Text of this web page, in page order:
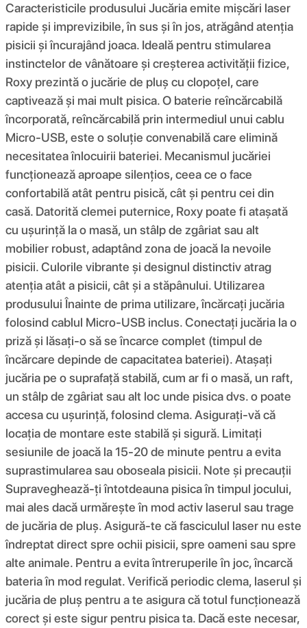
Caracteristicile produsului Jucăria emite mișcări laser
rapide și imprevizibile, în sus și în jos, atrăgând atenția
pisicii și încurajând joaca. Ideală pentru stimularea
instinctelor de vânătoare și creșterea activității fizice,
Roxy prezintă o jucărie de pluș cu clopoțel, care
captivează și mai mult pisica. O baterie reîncărcabilă
încorporată, reîncărcabilă prin intermediul unui cablu
Micro-USB, este o soluție convenabilă care elimină
necesitatea înlocuirii bateriei. Mecanismul jucăriei
funcționează aproape silențios, ceea ce o face
confortabilă atât pentru pisică, cât și pentru cei din
casă. Datorită clemei puternice, Roxy poate fi atașată
cu ușurință la o masă, un stâlp de zgâriat sau alt
mobilier robust, adaptând zona de joacă la nevoile
pisicii. Culorile vibrante și designul distinctiv atrag
atenția atât a pisicii, cât și a stăpânului. Utilizarea
produsului Înainte de prima utilizare, încărcați jucăria
folosind cablul Micro-USB inclus. Conectați jucăria la o
priză și lăsați-o să se încarce complet (timpul de
încărcare depinde de capacitatea bateriei). Atașați
jucăria pe o suprafață stabilă, cum ar fi o masă, un raft,
un stâlp de zgâriat sau alt loc unde pisica dvs. o poate
accesa cu ușurință, folosind clema. Asigurați-vă că
locația de montare este stabilă și sigură. Limitați
sesiunile de joacă la 15-20 de minute pentru a evita
suprastimularea sau oboseala pisicii. Note și precauții
Supraveghează-ți întotdeauna pisica în timpul jocului,
mai ales dacă urmărește în mod activ laserul sau trage
de jucăria de pluș. Asigură-te că fasciculul laser nu este
îndreptat direct spre ochii pisicii, spre oameni sau spre
alte animale. Pentru a evita întreruperile în joc, încarcă
bateria în mod regulat. Verifică periodic clema, laserul și
jucăria de pluș pentru a te asigura că totul funcționează
corect și este sigur pentru pisica ta. Dacă este necesar,